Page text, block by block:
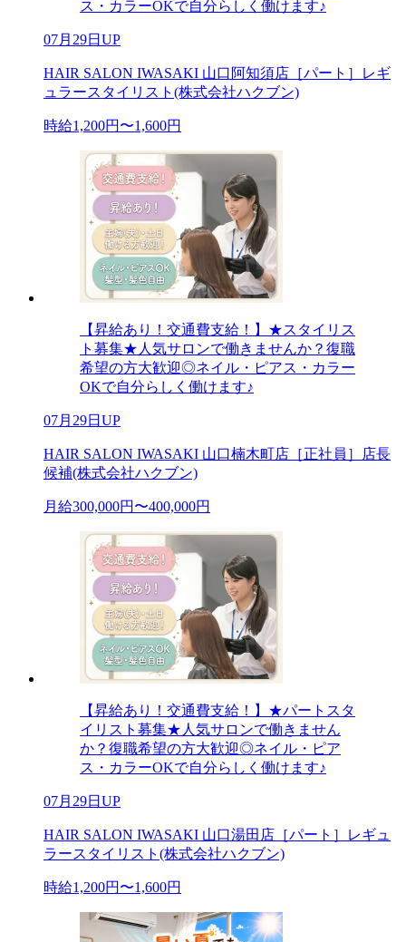
ス・カラーOKで自分らしく働けます♪
07月29日UP
HAIR SALON IWASAKI 山口阿知須店［パート］レギ
ュラースタイリスト(株式会社ハクブン)
時給1,200円〜1,600円
【昇給あり！交通費支給！】★スタイリス
ト募集★人気サロンで働きませんか？復職
希望の方大歓迎◎ネイル・ピアス・カラー
OKで自分らしく働けます♪
07月29日UP
HAIR SALON IWASAKI 山口楠木町店［正社員］店長
候補(株式会社ハクブン)
月給300,000円〜400,000円
【昇給あり！交通費支給！】★パートスタ
イリスト募集★人気サロンで働きません
か？復職希望の方大歓迎◎ネイル・ピア
ス・カラーOKで自分らしく働けます♪
07月29日UP
HAIR SALON IWASAKI 山口湯田店［パート］レギュ
ラースタイリスト(株式会社ハクブン)
時給1,200円〜1,600円